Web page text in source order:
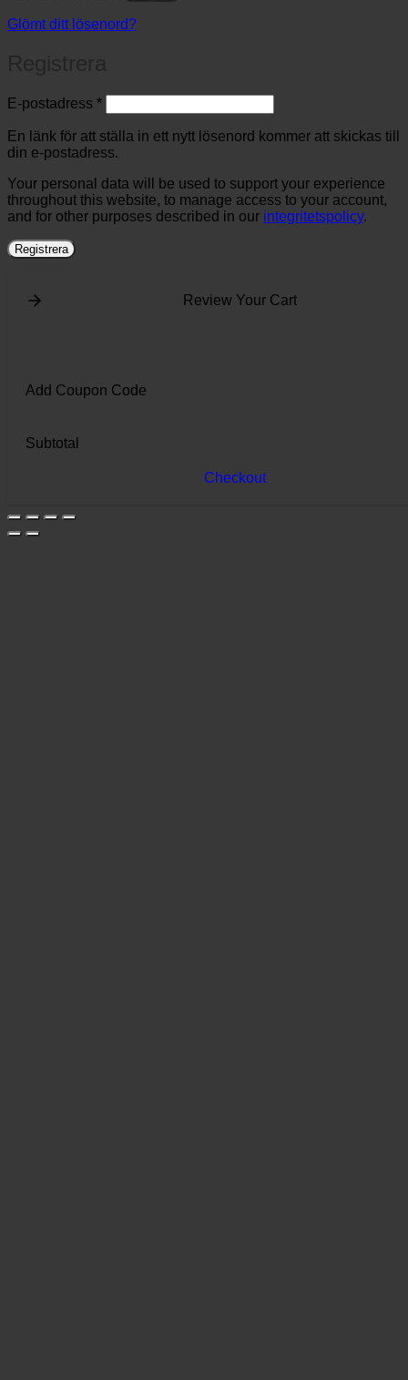
Glömt ditt lösenord?
E-postadress *Obligatoriskt
En länk för att ställa in ett nytt lösenord kommer att skickas till
din e-postadress.
Your personal data will be used to support your experience
throughout this website, to manage access to your account,
and for other purposes described in our integritetspolicy.
Registrera
Review Your Cart
Add Coupon Code
Subtotal
Checkout